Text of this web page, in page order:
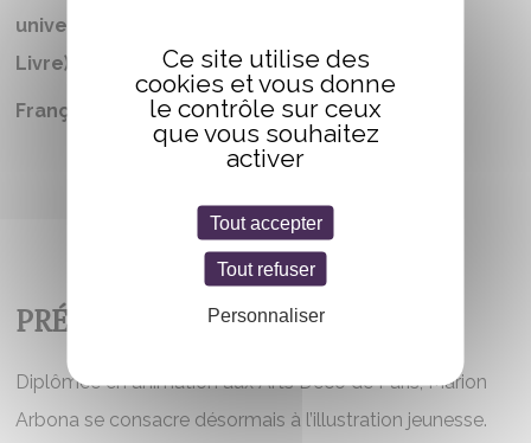
universitaires francophones (Bulle du
Livre)
Française
PRÉSENTATION
Diplômée en animation aux Arts Déco de Paris, Marion
Arbona se consacre désormais à l’illustration jeunesse.
Ce site utilise des
cookies et vous donne
le contrôle sur ceux
que vous souhaitez
activer
Tout accepter
Tout refuser
Personnaliser